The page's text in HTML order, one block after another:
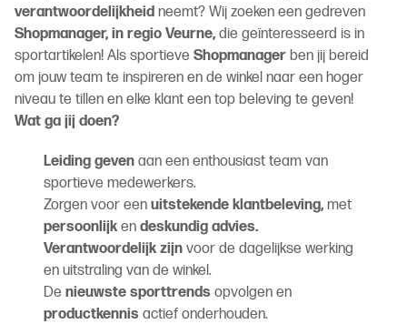
verantwoordelijkheid neemt? Wij zoeken een gedreven
Shopmanager, in regio Veurne, die geïnteresseerd is in
sportartikelen! Als sportieve Shopmanager ben jij bereid
om jouw team te inspireren en de winkel naar een hoger
niveau te tillen en elke klant een top beleving te geven!
Wat ga jij doen?
Leiding geven aan een enthousiast team van
sportieve medewerkers.
Zorgen voor een uitstekende klantbeleving, met
persoonlijken deskundig advies.
Verantwoordelijk zijn voor de dagelijkse werking
en uitstraling van de winkel.
De nieuwste sporttrends opvolgen en
productkennis actief onderhouden.